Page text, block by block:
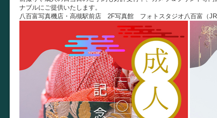
ナブルにご提供いたします。
八百富写真機店・高槻駅前店 2F写真館 フォトスタジオ八百富（